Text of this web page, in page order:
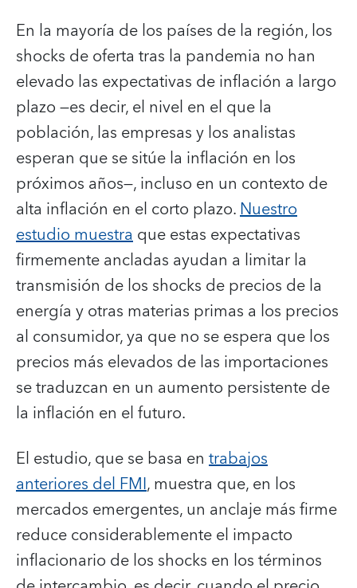
En la mayoría de los países de la región, los
shocks de oferta tras la pandemia no han
elevado las expectativas de inflación a largo
plazo —es decir, el nivel en el que la
población, las empresas y los analistas
esperan que se sitúe la inflación en los
próximos años—, incluso en un contexto de
alta inflación en el corto plazo.Nuestro
estudio muestraque estas expectativas
firmemente ancladas ayudan a limitar la
transmisión de los shocks de precios de la
energía y otras materias primas a los precios
al consumidor, ya que no se espera que los
precios más elevados de las importaciones
se traduzcan en un aumento persistente de
la inflación en el futuro.
El estudio, que se basa en trabajos
anteriores del FMI, muestra que, en los
mercados emergentes, un anclaje más firme
reduce considerablemente el impacto
inflacionario de los shocks en los términos